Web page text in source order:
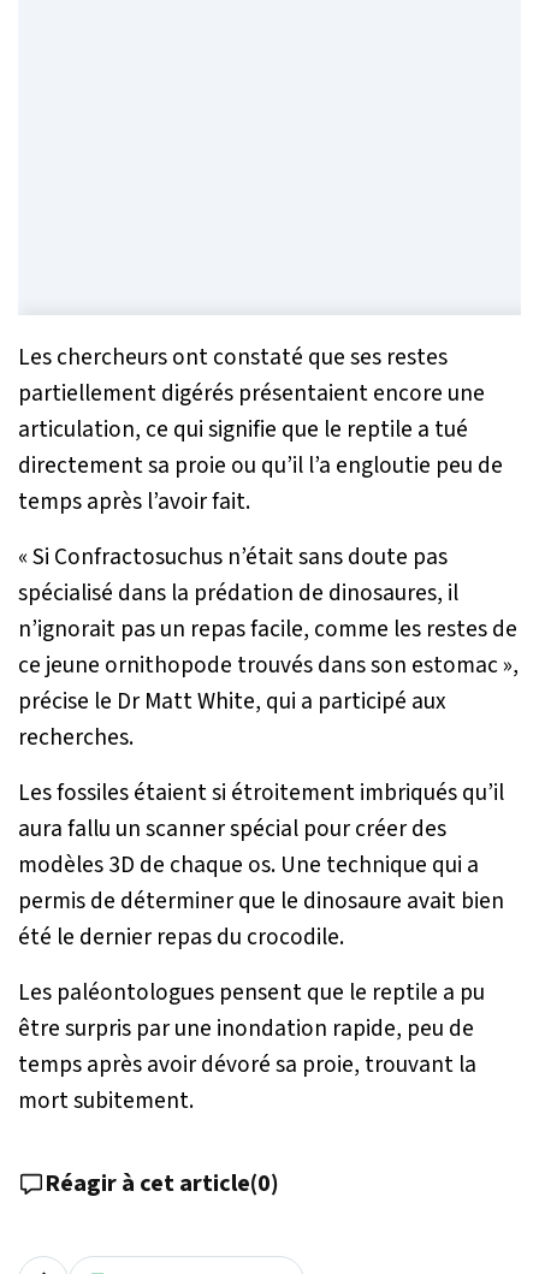
Les chercheurs ont constaté que ses restes
partiellement digérés présentaient encore une
articulation, ce qui signifie que le reptile a tué
directement sa proie ou qu’il l’a engloutie peu de
temps après l’avoir fait.
«Si Confractosuchus n’était sans doute pas
spécialisé dans la prédation de dinosaures, il
n’ignorait pas un repas facile, comme les restes de
ce jeune ornithopode trouvés dans son estomac»,
précise le Dr Matt White, qui a participé aux
recherches.
Les fossiles étaient si étroitement imbriqués qu’il
aura fallu un scanner spécial pour créer des
modèles 3D de chaque os. Une technique qui a
permis de déterminer que le dinosaure avait bien
été le dernier repas du crocodile.
Les paléontologues pensent que le reptile a pu
être surpris par une inondation rapide, peu de
temps après avoir dévoré sa proie, trouvant la
mort subitement.
Réagir à cet article(0)